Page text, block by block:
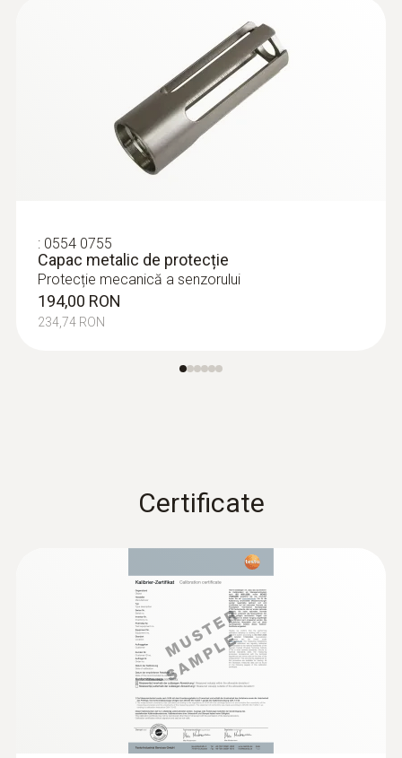
: 0554 0755
Capac metalic de protecție
Protecție mecanică a senzorului
194,00 RON
234,74 RON
Certificate